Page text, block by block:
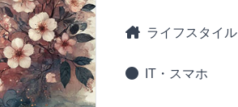
ライフスタイル
IT・スマホ